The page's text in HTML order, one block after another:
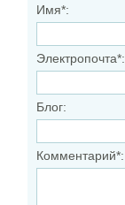
Имя*:
Электропочта*:
Блог:
Комментарий*: